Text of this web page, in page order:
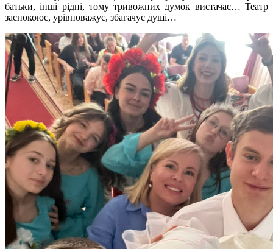
батьки, інші рідні, тому тривожних думок вистачає… Театр
заспокоює, урівноважує, збагачує душі…